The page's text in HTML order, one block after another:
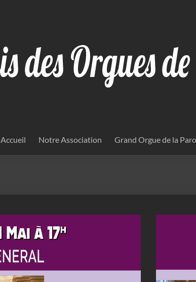
Accueil Notre Association Grand Orgue de la